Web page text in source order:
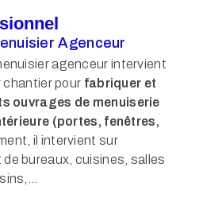
Agenceur
agenceur intervient
chantier pour fabriquer et
ouvrages de menuiserie
(portes, fenêtres,
il intervient sur
de bureaux, cuisines, salles